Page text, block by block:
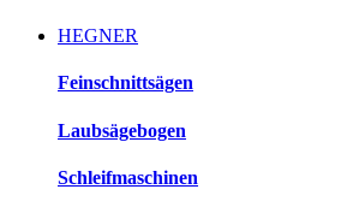
HEGNER
Feinschnittsägen
Laubsägebogen
Schleifmaschinen